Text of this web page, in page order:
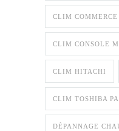
CLIM COMMERCE
CLIM CONSOLE
CLIM HITACHI
CLIM TOSHIBA
DÉPANNAGE